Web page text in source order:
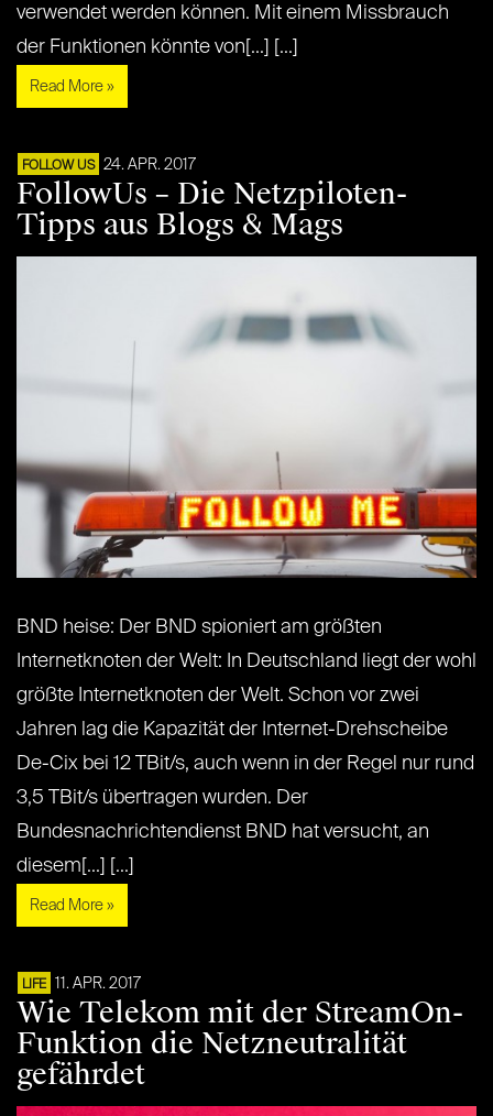
verwendet werden können. Mit einem Missbrauch
der Funktionen könnte von[...] [...]
Read More »
FOLLOW US 24. APR. 2017
FollowUs – Die Netzpiloten-
Tipps aus Blogs & Mags
BND heise: Der BND spioniert am größten
Internetknoten der Welt: In Deutschland liegt der wohl
größte Internetknoten der Welt. Schon vor zwei
Jahren lag die Kapazität der Internet-Drehscheibe
De-Cix bei 12 TBit/s, auch wenn in der Regel nur rund
3,5 TBit/s übertragen wurden. Der
Bundesnachrichtendienst BND hat versucht, an
diesem[...] [...]
Read More »
LIFE 11. APR. 2017
Wie Telekom mit der StreamOn-
Funktion die Netzneutralität
gefährdet